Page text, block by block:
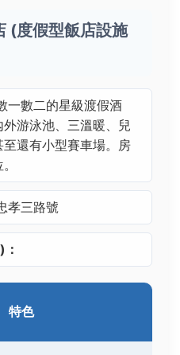
(度假型飯店設施
一數二的星級渡假酒
游泳池、三溫暖、兒
還有小型賽車場。房
孝三路號
特色